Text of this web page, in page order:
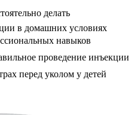
делать
в домашних условиях
навыков
проведение инъекции
перед уколом у детей